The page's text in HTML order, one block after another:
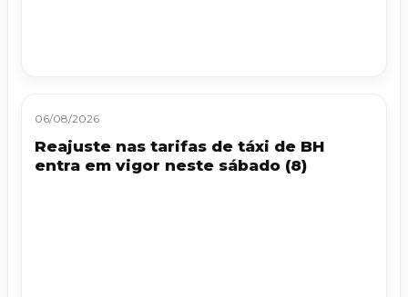
06/08/2026
Reajuste nas tarifas de táxi de BH
entra em vigor neste sábado (8)